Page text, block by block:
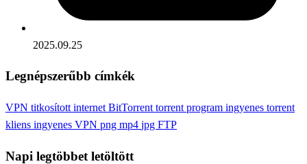
2025.09.25
Legnépszerűbb címkék
VPN titkosított internet BitTorrent torrent program ingyenes torrent
kliens ingyenes VPN png mp4 jpg FTP
Napi legtöbbet letöltött